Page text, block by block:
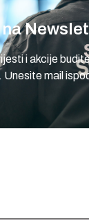
i akcije
Unesite mail